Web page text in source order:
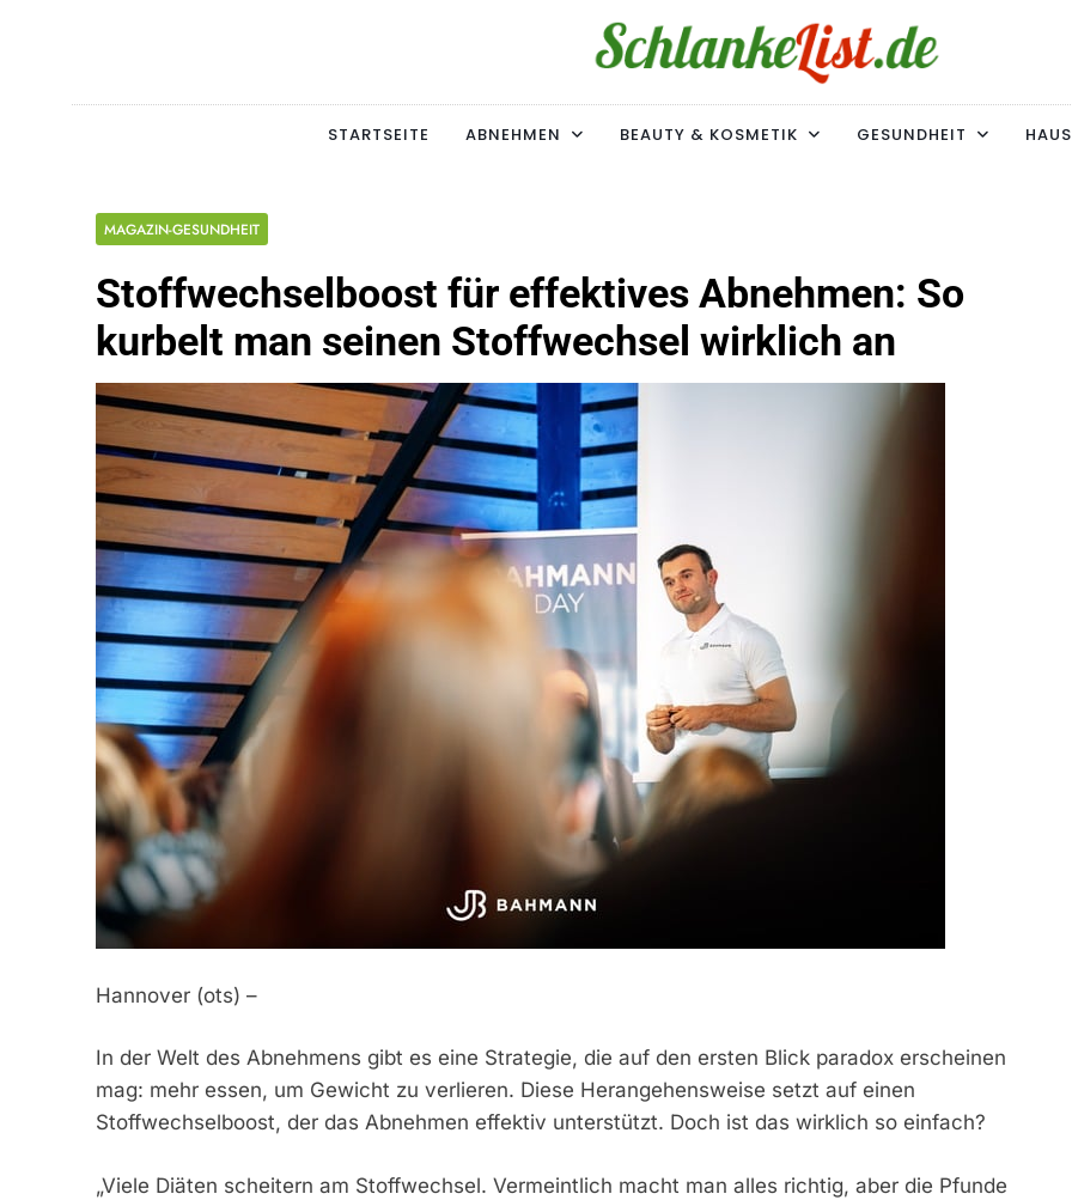
Schlanke-List.de
MAGERSUCHT. BULIMIE. ADIPOSITAS? SIE SIND NICHT ALLEIN!
STARTSEITE
ABNEHMEN BEAUTY & KOSMETIK GESUNDHEIT
MAGAZIN-GESUNDHEIT
Stoffwechselboost für effektives Abnehmen: So
kurbelt man seinen Stoffwechsel wirklich an
Hannover (ots) –
In der Welt des Abnehmens gibt es eine Strategie, die auf den ersten Blick paradox erscheinen
mag: mehr essen, um Gewicht zu verlieren. Diese Herangehensweise setzt auf einen
Stoffwechselboost, der das Abnehmen effektiv unterstützt. Doch ist das wirklich so einfach?
„Viele Diäten scheitern am Stoffwechsel. Vermeintlich macht man alles richtig, aber die Pfunde